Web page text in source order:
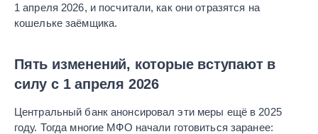
1 апреля 2026, и посчитали, как они отразятся на
кошельке заёмщика.
Пять изменений, которые вступают в
силу с 1 апреля 2026
Центральный банк анонсировал эти меры ещё в 2025
году. Тогда многие МФО начали готовиться заранее: